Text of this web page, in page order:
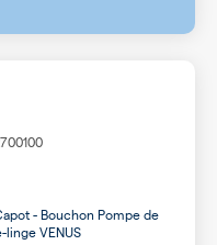
- Bouchon Pompe de
linge VENUS